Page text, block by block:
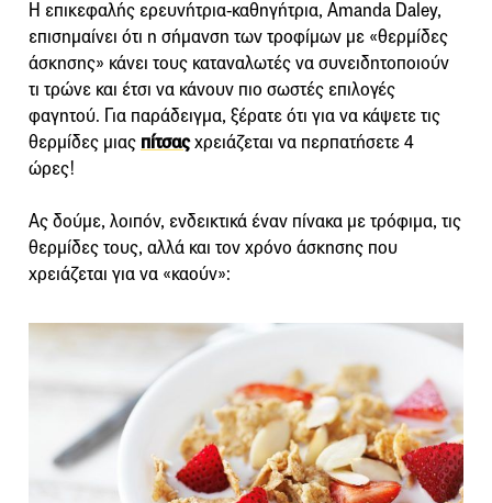
Η επικεφαλής ερευνήτρια-καθηγήτρια, Amanda Daley,
επισημαίνει ότι η σήμανση των τροφίμων με «θερμίδες
άσκησης» κάνει τους καταναλωτές να συνειδητοποιούν
τι τρώνε και έτσι να κάνουν πιο σωστές επιλογές
φαγητού. Για παράδειγμα, ξέρατε ότι για να κάψετε τις
θερμίδες μιας πίτσαςχρειάζεται να περπατήσετε 4
ώρες!
Ας δούμε, λοιπόν, ενδεικτικά έναν πίνακα με τρόφιμα, τις
θερμίδες τους, αλλά και τον χρόνο άσκησης που
χρειάζεται για να «καούν»: